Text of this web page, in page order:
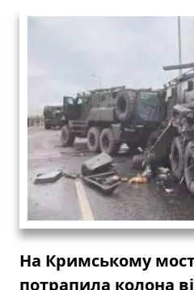
На Кримському
потрапила колона